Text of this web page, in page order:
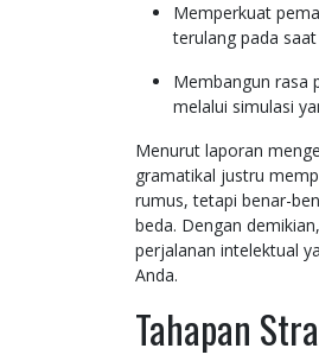
Memperkuat
terulang pada
Membangun rasa
melalui simulasi
Menurut laporan
gramatikal justru
rumus, tetapi benar-
beda. Dengan
perjalanan intelektual
Anda.
Tahapan